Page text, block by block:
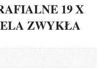
19 X
ZWYKŁA